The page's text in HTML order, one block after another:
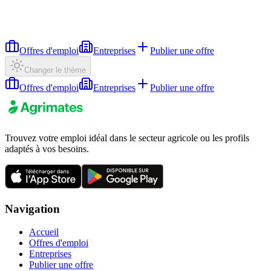
Offres d'emploi Entreprises Publier une offre
Changer le thème
Offres d'emploi Entreprises Publier une offre
Trouvez votre emploi idéal dans le secteur agricole ou les profils
adaptés à vos besoins.
Navigation
Accueil
Offres d'emploi
Entreprises
Publier une offre